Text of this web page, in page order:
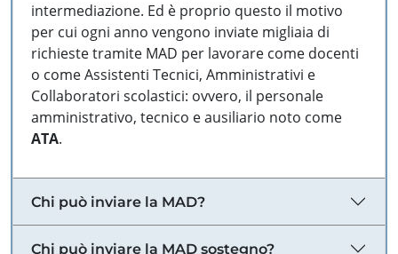
intermediazione. Ed è proprio questo il motivo
per cui ogni anno vengono inviate migliaia di
richieste tramite MAD per lavorare come docenti
o come Assistenti Tecnici, Amministrativi e
Collaboratori scolastici: ovvero, il personale
amministrativo, tecnico e ausiliario noto come
ATA.
Chi può inviare la MAD?
Chi può inviare la MAD sostegno?